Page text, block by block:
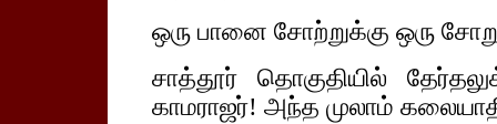
ஒரு பானை சோற்றுக்கு ஒரு
சாத்தூர் தொகுதியில்
காமராஜர்! அந்த முலாம்